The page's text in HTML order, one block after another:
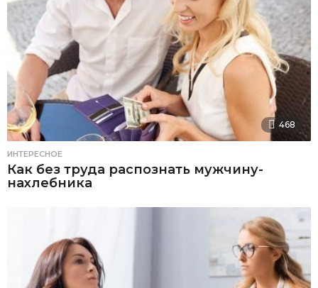
468
ИНТЕРЕСНОЕ
Как без труда распознать мужчину-
нахлебника